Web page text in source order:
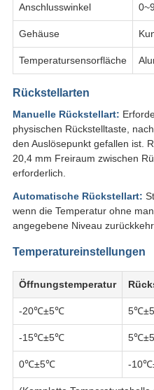
Anschlusswinkel
Gehäuse
Temperatursensorfläche
Rückstellarten
Manuelle Rückstellart:
physischen Rückstelltaste,
den Auslösepunkt gefallen ist.
20,4 mm Freiraum zwischen
erforderlich.
Automatische Rückstellart:
wenn die Temperatur ohne
angegebene Niveau
Temperatureinstellungen
Öffnungstemperatur
-20℃±5℃
-15℃±5℃
0℃±5℃ -